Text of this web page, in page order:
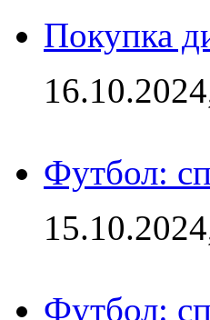
Покупка
Футбол:
Футбол: